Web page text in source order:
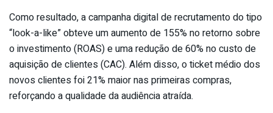
Como resultado, a campanha digital de recrutamento do tipo
“look-a-like” obteve um aumento de 155% no retorno sobre
o investimento (ROAS) e uma redução de 60% no custo de
aquisição de clientes (CAC). Além disso, o ticket médio dos
novos clientes foi 21% maior nas primeiras compras,
reforçando a qualidade da audiência atraída.